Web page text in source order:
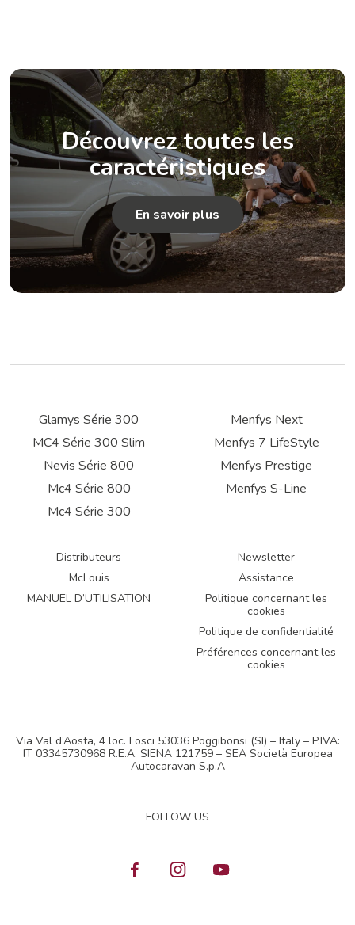
Découvrez toutes les
caractéristiques
En savoir plus
Glamys Série 300
MC4 Série 300 Slim
Nevis Série 800
Mc4 Série 800
Mc4 Série 300
Menfys Next
Menfys 7 LifeStyle
Menfys Prestige
Menfys S-Line
Distributeurs
McLouis
MANUEL D’UTILISATION
Newsletter
Assistance
Politique concernant les
cookies
Politique de confidentialité
Préférences concernant les
cookies
Via Val d’Aosta, 4 loc. Fosci 53036 Poggibonsi (SI) – Italy – P.IVA:
IT 03345730968 R.E.A. SIENA 121759 – SEA Società Europea
Autocaravan S.p.A
FOLLOW US